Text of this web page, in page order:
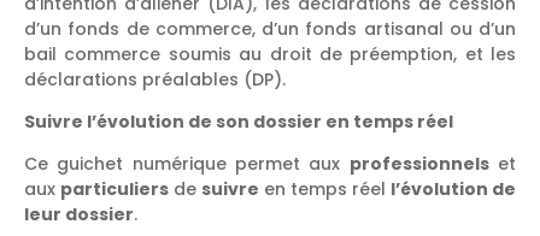
d’un fonds de commerce, d’un fonds artisanal ou d’un
bail commerce soumis au droit de préemption, et les
déclarations préalables (DP).
Suivre l’évolution de son dossier en temps réel
Ce guichet numérique permet aux professionnelset
aux particuliers de suivre en temps réel l’évolution de
leur dossier.